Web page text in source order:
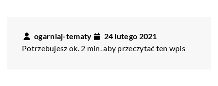
ogarniaj-tematy
24 lutego 2021
Potrzebujesz ok. 2 min. aby przeczytać ten wpis